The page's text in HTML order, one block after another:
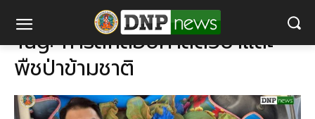
การลักลอบค้าสัตว์ป่าและพืชป่าข้ามชาติ
Tag:การลักลอบค้าสัตว์ป่าและ
พืชป่าข้ามชาติ